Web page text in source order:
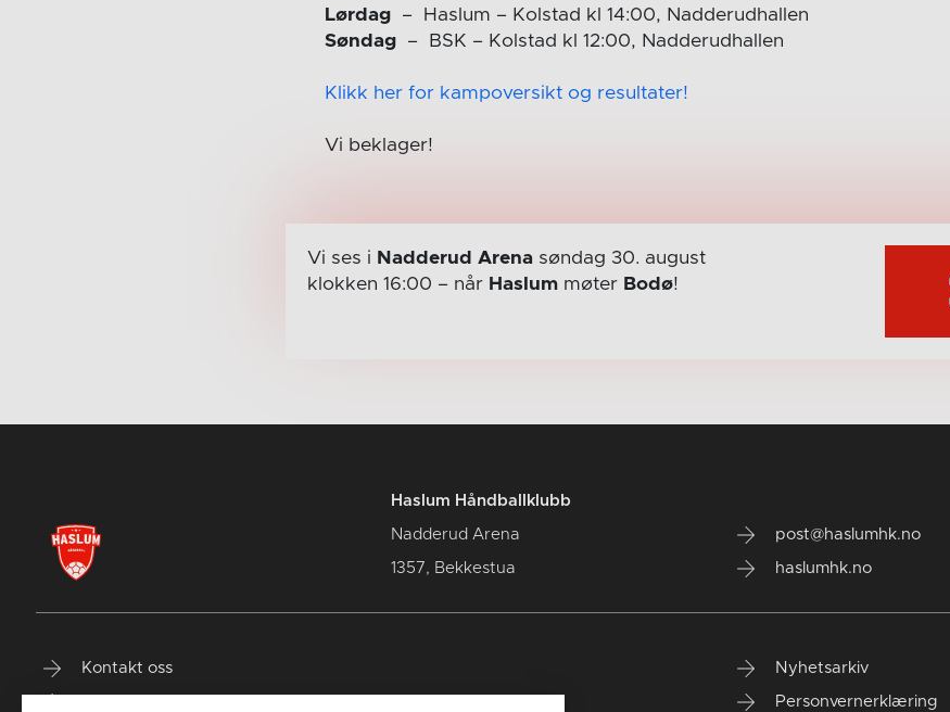
Lørdag – Haslum – Kolstad kl 14:00, Nadderudhallen
Søndag
– BSK – Kolstad kl 12:00, Nadderudhallen
Klikk her for kampoversikt og resultater!
Vi beklager!
Vi ses i Nadderud Arenasøndag 30. august
klokken 16:00 – når Haslummøter Bodø!
Haslum Håndballklubb
Nadderud Arena
1357, Bekkestua
post@haslumhk.no
haslumhk.no
Kontakt oss Nyhetsarkiv
Personvernerklæring